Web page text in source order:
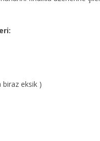
biraz eksik )